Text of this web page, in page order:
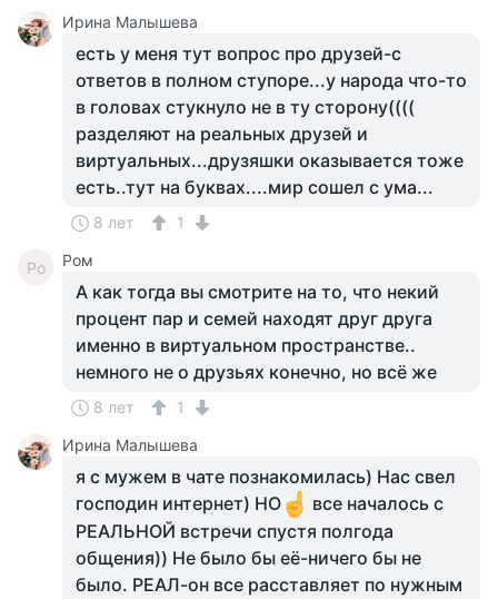
Ирина Малышева
есть у меня тут вопрос про друзей-с
ответов в полном ступоре...у народа что-то
в головах стукнуло не в ту сторону((((
разделяют на реальных друзей и
виртуальных...друзяшки оказывается тоже
есть..тут на буквах....мир сошел с ума...
8 лет 1
Ро Ром
А как тогда вы смотрите на то, что некий
процент пар и семей находят друг друга
именно в виртуальном пространстве..
немного не о друзьях конечно, но всё же
8 лет
1
Ирина Малышева
я с мужем в чате познакомилась) Нас свел
господин интернет) НО
все началось с
РЕАЛЬНОЙ встречи спустя полгода
общения)) Не было бы её-ничего бы не
было. РЕАЛ-он все расставляет по нужным